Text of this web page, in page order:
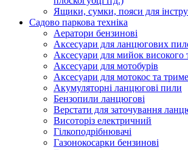
Ящики, сумки, пояси для
Садово паркова техніка
Аератори бензинові
Аксесуари для ланцюгових
Аксесуари для мийок високого
Аксесуари для мотобурів
Аксесуари для мотокос та
Акумуляторні ланцюгові пили
Бензопили ланцюгові
Верстати для заточування
Висоторіз електричний
Гілкоподрібнювачі
Газонокосарки бензинові